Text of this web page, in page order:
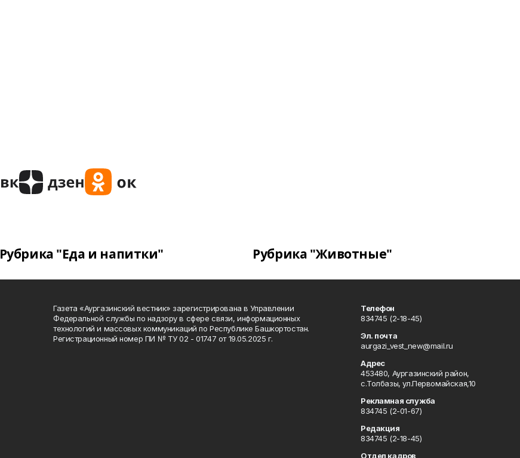
Рубрика "Еда и напитки" Рубрика "Животные"
Газета «Аургазинский вестник» зарегистрирована в Управлении
Федеральной службы по надзору в сфере связи, информационных
технологий и массовых коммуникаций по Республике Башкортостан.
Регистрационный номер ПИ № ТУ 02 - 01747 от 19.05.2025 г.
Телефон
834745 (2-18-45)
Эл. почта
aurgazi_vest_new@mail.ru
Адрес
453480, Аургазинский район,
с.Толбазы, ул.Первомайская,10
Рекламная служба
834745 (2-01-67)
Редакция
834745 (2-18-45)
Отдел кадров